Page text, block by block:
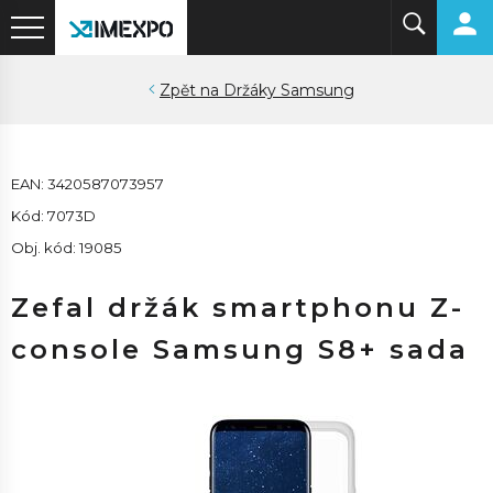
Držáky Samsung
EAN: 3420587073957
Kód: 7073D
Obj. kód: 19085
Zefal držák smartphonu Z-
console Samsung S8+ sada